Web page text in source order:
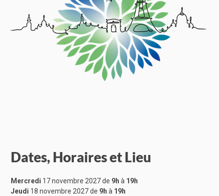
Dates, Horaires et Lieu
Mercredi 17 novembre 2027 de 9hà 19h
Jeudi 18 novembre 2027 de 9hà 19h